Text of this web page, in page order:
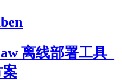
离线部署工具_
案